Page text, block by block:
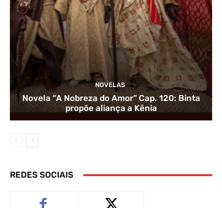
NOVELAS
Novela “A Nobreza do Amor” Cap. 120: Binta
propõe aliança a Kênia
REDES SOCIAIS